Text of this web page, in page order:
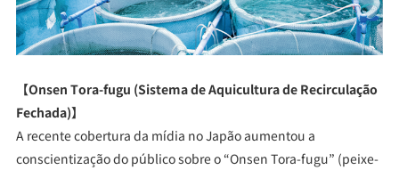
【Onsen Tora-fugu (Sistema de Aquicultura de Recirculação
Fechada)】
A recente cobertura da mídia no Japão aumentou a
conscientização do público sobre o “Onsen Tora-fugu” (peixe-